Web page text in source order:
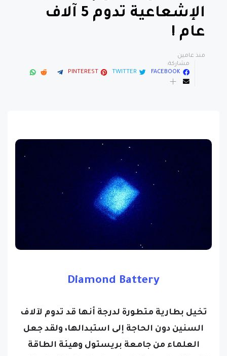
الإشعاعية تدوم 5 آلاف
عام !
منذ عامين
مشاركة:
FACEBOOK
TWITTER
PINTEREST
Diamond Battery
تخيل بطارية متطورة لدرجة أنها قد تدوم لآلاف
السنين دون الحاجة إلى استبدالها، ولقد جعل
العلماء من جامعة بريستول وهيئة الطاقة